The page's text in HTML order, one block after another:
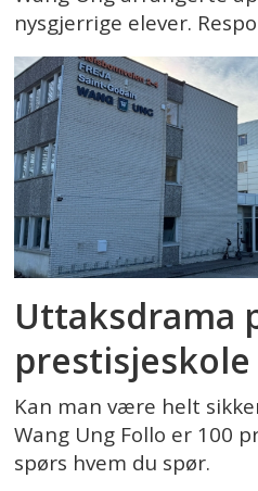
nysgjerrige elever.
Uttaksdrama
prestisjeskole
Kan man være helt
Wang Ung Follo er 100
spørs hvem du spør.